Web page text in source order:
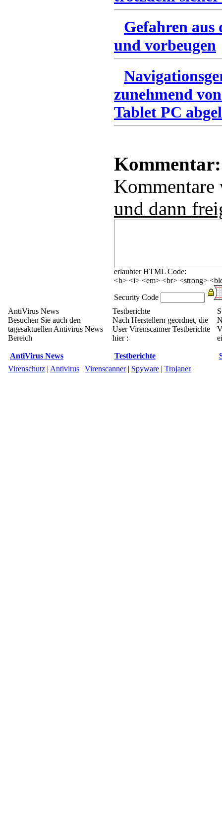
Gefahren
und vorbeugen
zunehmend
Tablet PC
Kommentar:
und dann
erlaubter HTML Code:
<b> <i> <em> <br> <strong>
Security Code
AntiVirus News
Besuchen Sie auch den
tagesaktuellen Antivirus News
Bereich
AntiVirus News
Testberichte
Nach Herstellern geordnet, die
User Virenscanner Testberichte
hier :
Testberichte
Virenschutz | Antivirus | Virenscanner| Spyware | Trojaner